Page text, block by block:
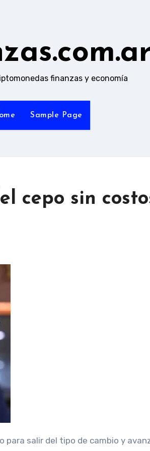
finanzas y economía
Sample Page
cepo sin
salir del tipo de cambio y